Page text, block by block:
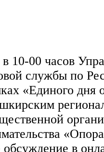
10-00 часов
службы по
«Единого дня
обсуждение в